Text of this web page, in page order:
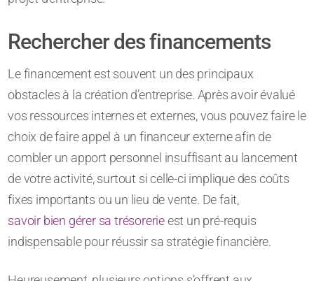
Rechercher des financements
Le financement est souvent un des principaux
obstacles à la création d’entreprise. Après avoir évalué
vos ressources internes et externes, vous pouvez faire le
choix de faire appel à un financeur externe afin de
combler un apport personnel insuffisant au lancement
de votre activité, surtout si celle-ci implique des coûts
fixes importants ou un lieu de vente. De fait,
savoir bien gérer sa trésorerieest un pré-requis
indispensable pour réussir sa stratégie financière.